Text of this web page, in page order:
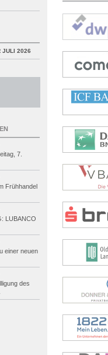
JULI 2026
7.
Frühhandel
LUBANCO
einer neuen
des